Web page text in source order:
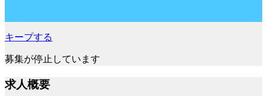
キープする
募集が停止しています
求人概要